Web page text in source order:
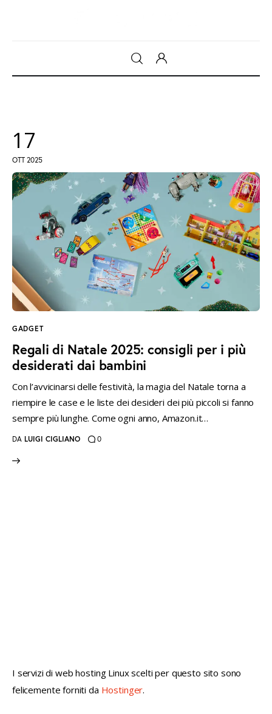
Intrattenimento
Web Log
instagrammthreads
x
17
OTT 2025
GADGET
Regali di Natale 2025: consigli per i più
desiderati dai bambini
Con l’avvicinarsi delle festività, la magia del Natale torna a
riempire le case e le liste dei desideri dei più piccoli si fanno
sempre più lunghe. Come ogni anno, Amazon.it…
DA LUIGI CIGLIANO 0
I servizi di web hosting Linux scelti per questo sito sono
felicemente forniti da Hostinger.